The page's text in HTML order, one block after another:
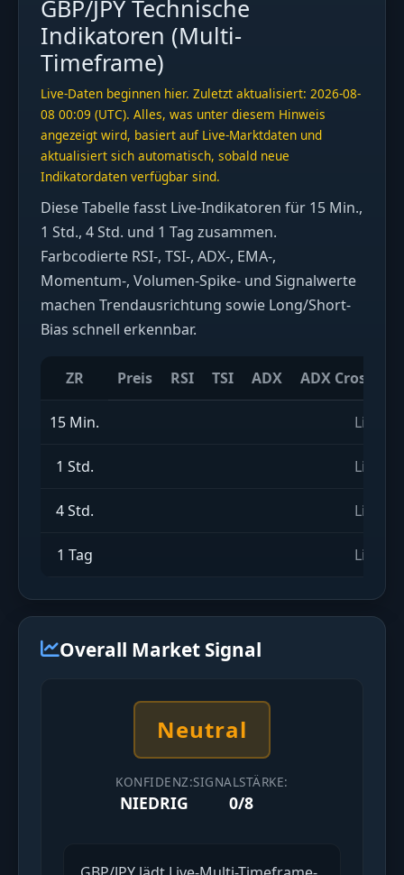
GBP/JPY Technische
Indikatoren (Multi-
Timeframe)
Live-Daten beginnen hier. Zuletzt aktualisiert: 2026-08-
08 00:09 (UTC). Alles, was unter diesem Hinweis
angezeigt wird, basiert auf Live-Marktdaten und
aktualisiert sich automatisch, sobald neue
Indikatordaten verfügbar sind.
Diese Tabelle fasst Live-Indikatoren für 15 Min.,
1 Std., 4 Std. und 1 Tag zusammen.
Farbcodierte RSI-, TSI-, ADX-, EMA-,
Momentum-, Volumen-Spike- und Signalwerte
machen Trendausrichtung sowie Long/Short-
Bias schnell erkennbar.
ZR Preis RSI TSI ADX ADX Cross
15 Min. Live-
1 Std. Live-
4 Std. Live-
1 Tag Live-
Overall Market Signal
Neutral
KONFIDENZ:
NIEDRIG
SIGNALSTÄRKE:
0/8